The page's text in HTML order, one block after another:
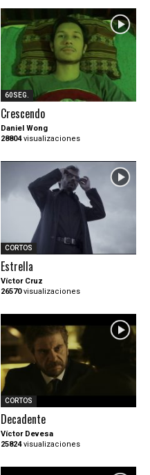
60SEG.
Crescendo
Daniel Wong
28804visualizaciones
CORTOS
Estrella
Víctor Cruz
26570visualizaciones
CORTOS
Decadente
Víctor Devesa
25824visualizaciones